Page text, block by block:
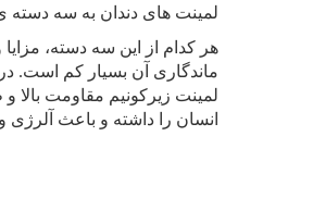
لمینت های دندان به سه دسته
هر کدام از این سه دسته،
ماندگاری آن بسیار کم است.
لمینت زیرکونیم مقاومت بالا
انسان را داشته و باعث